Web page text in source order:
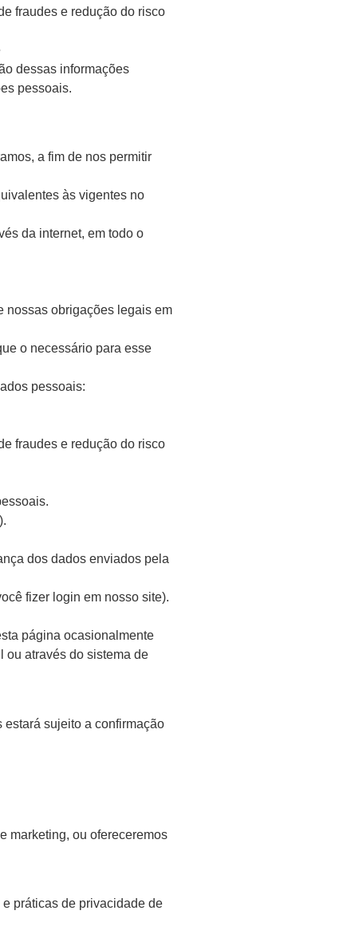
fraudes e redução do risco
dessas informações
pessoais.
a fim de nos permitir
às vigentes no
da internet, em todo o
nossas obrigações legais em
o necessário para esse
pessoais:
fraudes e redução do risco
dos dados enviados pela
fizer login em nosso site).
página ocasionalmente
ou através do sistema de
sujeito a confirmação
marketing, ou ofereceremos
práticas de privacidade de